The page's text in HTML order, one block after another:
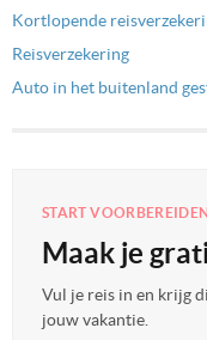
Kortlopende
Reisverzekering
Auto in het buitenland
START
Maak je
Vul je reis in en krijg
jouw vakantie.